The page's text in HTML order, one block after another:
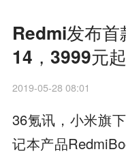
Redmi发布
14，3999元起
2019-05-28 08:01
36氪讯，小米旗
记本产品